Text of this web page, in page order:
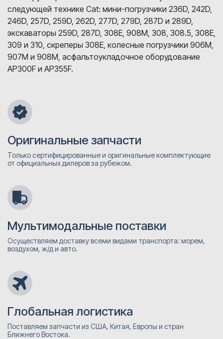
следующей технике Cat: мини-погрузчики 236D, 242D,
246D, 257D, 259D, 262D, 277D, 279D, 287D и 289D,
экскаваторы 259D, 287D, 308E, 908M, 308, 308.5, 308E,
309 и 310, скреперы 308E, колесные погрузчики 906M,
907M и 908M, асфальтоукладочное оборудование
AP300F и AP355F.
Оригинальные запчасти
Только сертифицированные и оригинальные комплектующие
от официальных дилеров за рубежом.
Мультимодальные поставки
Осуществляем доставку всеми видами транспорта: морем,
воздухом, ж/д и авто.
Глобальная логистика
Поставляем запчасти из США, Китая, Европы и стран
Ближнего Востока.